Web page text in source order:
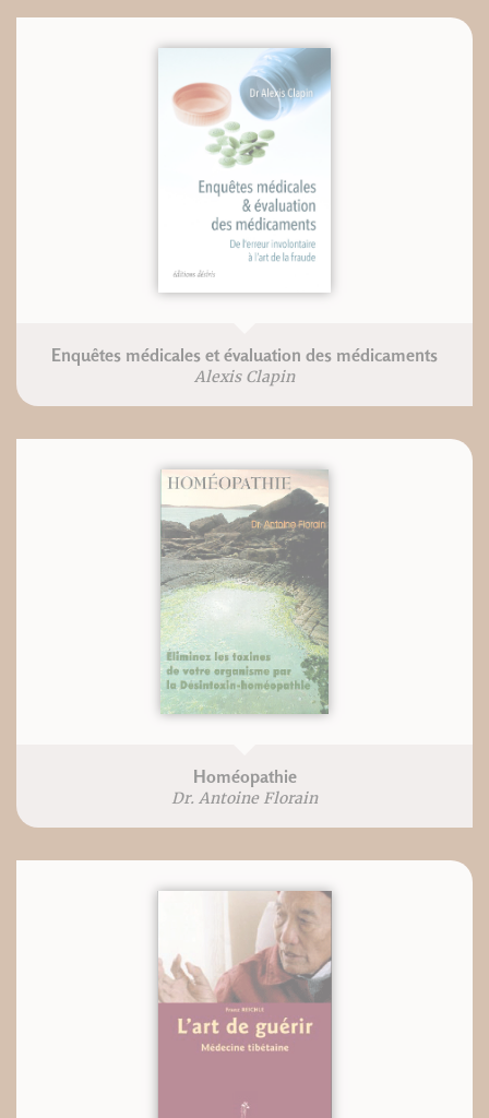
Enquêtes médicales et évaluation des médicaments
Alexis Clapin
Homéopathie
Dr. Antoine Florain